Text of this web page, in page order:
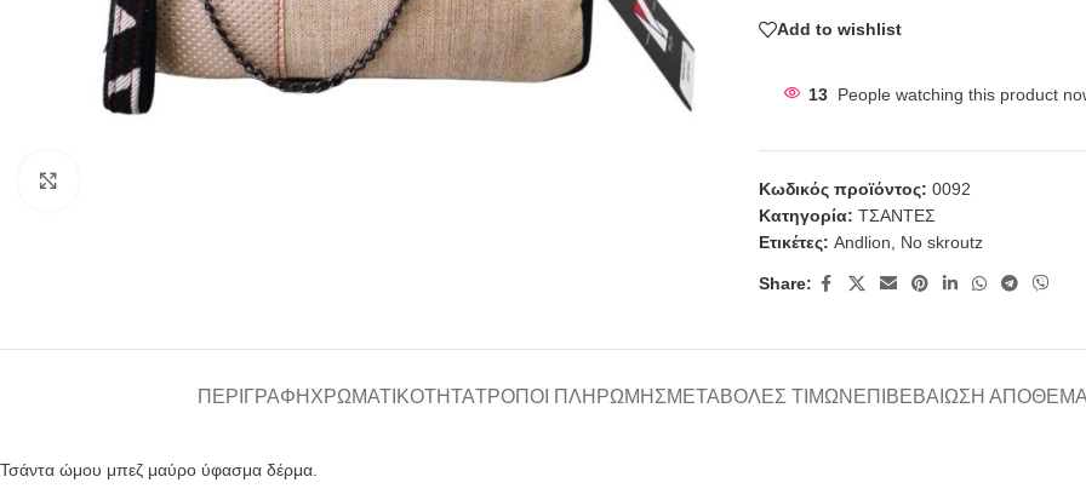
Add to wishlist
13 People watching this product
Κωδικός προϊόντος: 0092
Κατηγορία: ΤΣΑΝΤΕΣ
Ετικέτες: Andlion No skroutz
Share:
ΠΕΡΙΓΡΑΦΉ ΧΡΩΜΑΤΙΚΌΤΗΤΑΤΡΌΠΟΙ ΠΛΗΡΩΜΉΣΜΕΤΑΒΟΛΈΣ ΤΙΜΏΝ ΕΠΙΒΕΒΑΊΩΣΗ
Τσάντα ώμου μπεζ μαύρο ύφασμα δέρμα.